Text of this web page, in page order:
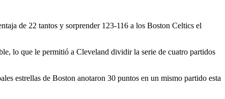
de 22 tantos y sorprender 123-116 a los Boston Celtics el
lo que le permitió a Cleveland dividir la serie de cuatro partidos
estrellas de Boston anotaron 30 puntos en un mismo partido esta